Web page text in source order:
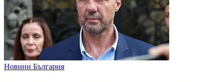
Новини България